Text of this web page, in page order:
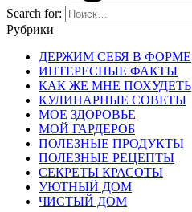
Search for:
Рубрики
ДЕРЖИМ СЕБЯ В ФОРМЕ
ИНТЕРЕСНЫЕ ФАКТЫ
КАК ЖЕ МНЕ ПОХУДЕТЬ
КУЛИНАРНЫЕ СОВЕТЫ
МОЕ ЗДОРОВЬЕ
МОЙ ГАРДЕРОБ
ПОЛЕЗНЫЕ ПРОДУКТЫ
ПОЛЕЗНЫЕ РЕЦЕПТЫ
СЕКРЕТЫ КРАСОТЫ
УЮТНЫЙ ДОМ
ЧИСТЫЙ ДОМ